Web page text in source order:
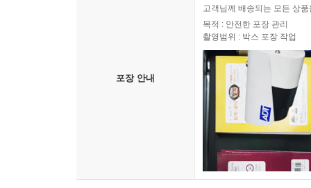
포장 안내
고객님께 배송되는 모든 상
목적 : 안전한 포장 관리
촬영범위 : 박스 포장 작업